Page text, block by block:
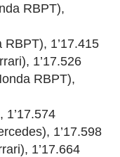
RBPT),
1’17.415
1’17.526
RBPT),
1’17.574
1’17.598
1’17.664